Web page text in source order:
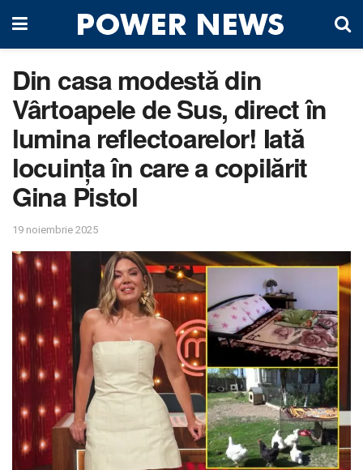
Din casa modestă din
Vârtoapele de Sus, direct în
lumina reflectoarelor! Iată
locuința în care a copilărit
Gina Pistol
19 noiembrie 2025